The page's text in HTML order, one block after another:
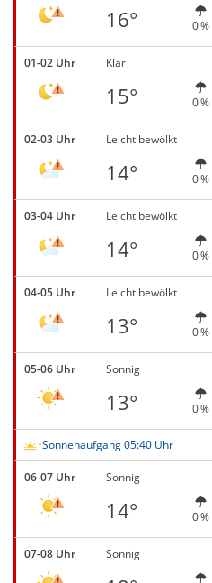
16° 0 %
01-02 Uhr Klar
15° 0 %
02-03 Uhr Leicht bewölkt
14° 0 %
03-04 Uhr Leicht bewölkt
14° 0 %
04-05 Uhr Leicht bewölkt
13° 0 %
05-06 Uhr Sonnig
13° 0 %
Sonnenaufgang 05:40 Uhr
06-07 Uhr Sonnig
14° 0 %
07-08 Uhr Sonnig